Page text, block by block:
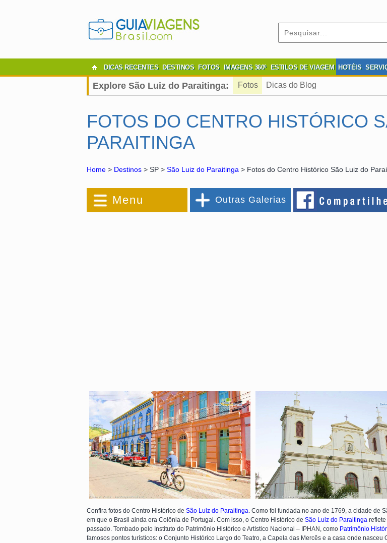
DICAS RECENTES DESTINOS FOTOS IMAGENS 360º ESTILOS DE VIAGEM HOTÉIS
Explore São Luiz do Paraitinga: Fotos Dicas do Blog
FOTOS DO CENTRO HISTÓRICO
PARAITINGA
Home > Destinos > SP > São Luiz do Paraitinga > Fotos do Centro Histórico São Luiz do
Menu Outras Galerias
Confira fotos do Centro Histórico de São Luiz do Paraitinga. Como foi fundada no ano de 1769, a cidade de
em que o Brasil ainda era Colônia de Portugal. Com isso, o Centro Histórico de São Luiz do Paraitinga
passado. Tombado pelo Instituto do Patrimônio Histórico e Artístico Nacional – IPHAN, como Patrimônio
famosos pontos turísticos: o Conjunto Histórico Largo do Teatro, a Capela das Mercês e a casa onde